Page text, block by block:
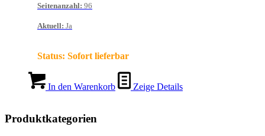
Seitenanzahl: 96
Aktuell: Ja
Status: Sofort lieferbar
In den Warenkorb Zeige Details
Produktkategorien